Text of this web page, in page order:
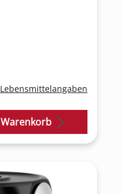
Lebensmittelangaben
Warenkorb